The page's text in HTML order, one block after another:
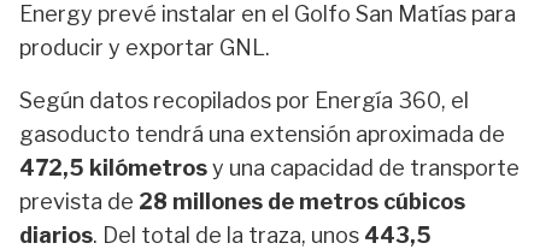
Energy prevé instalar en el Golfo San Matías para
producir y exportar GNL.
Según datos recopilados por Energía 360, el
gasoducto tendrá una extensión aproximada de
472,5 kilómetrosy una capacidad de transporte
prevista de 28 millones de metros cúbicos
diarios. Del total de la traza, unos 443,5